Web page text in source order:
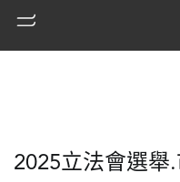
2025立法會選舉